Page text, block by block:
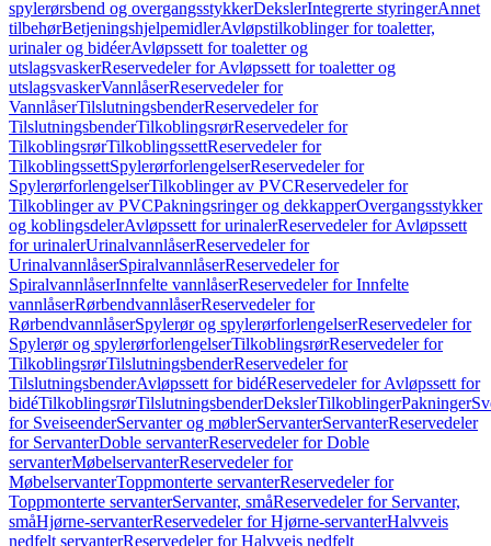
spylerørsbend og overgangsstykkerDekslerIntegrerte styringerAnnet
tilbehørBetjeningshjelpemidlerAvløpstilkoblinger for toaletter,
urinaler og bidéerAvløpssett for toaletter og
utslagsvaskerReservedeler for Avløpssett for toaletter og
utslagsvaskerVannlåserReservedeler for
VannlåserTilslutningsbenderReservedeler for
TilslutningsbenderTilkoblingsrørReservedeler for
TilkoblingsrørTilkoblingssettReservedeler for
TilkoblingssettSpylerørforlengelserReservedeler for
SpylerørforlengelserTilkoblinger av PVCReservedeler for
Tilkoblinger av PVCPakningsringer og dekkapperOvergangsstykker
og koblingsdelerAvløpssett for urinalerReservedeler for Avløpssett
for urinalerUrinalvannlåserReservedeler for
UrinalvannlåserSpiralvannlåserReservedeler for
SpiralvannlåserInnfelte vannlåserReservedeler for Innfelte
vannlåserRørbendvannlåserReservedeler for
RørbendvannlåserSpylerør og spylerørforlengelserReservedeler for
Spylerør og spylerørforlengelserTilkoblingsrørReservedeler for
TilkoblingsrørTilslutningsbenderReservedeler for
TilslutningsbenderAvløpssett for bidéReservedeler for Avløpssett for
bidéTilkoblingsrørTilslutningsbenderDekslerTilkoblingerPakninger
for SveiseenderServanter og møblerServanterServanterReservedeler
for ServanterDoble servanterReservedeler for Doble
servanterMøbelservanterReservedeler for
MøbelservanterToppmonterte servanterReservedeler for
Toppmonterte servanterServanter, småReservedeler for Servanter,
småHjørne-servanterReservedeler for Hjørne-servanterHalvveis
nedfelt servanterReservedeler for Halvveis nedfelt